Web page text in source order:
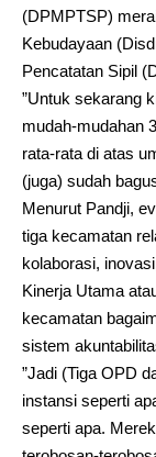
(DPMPTSP)
Kebudayaan
Pencatatan Sipil
”Untuk sekarang
mudah-mudahan
rata-rata di atas
(juga) sudah
Menurut Pandji,
tiga kecamatan
kolaborasi,
Kinerja Utama
kecamatan
sistem
”Jadi (Tiga OPD
instansi seperti
seperti apa.